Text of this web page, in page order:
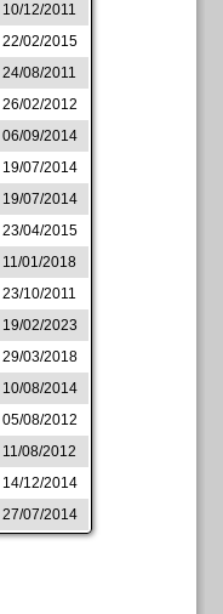
10/12/2011
22/02/2015
24/08/2011
26/02/2012
06/09/2014
19/07/2014
19/07/2014
23/04/2015
11/01/2018
23/10/2011
19/02/2023
29/03/2018
10/08/2014
05/08/2012
11/08/2012
14/12/2014
27/07/2014